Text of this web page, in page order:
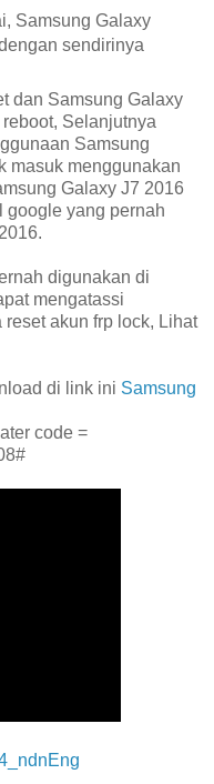
Samsung Galaxy
sendirinya
dan Samsung Galaxy
Selanjutnya
Samsung
masuk menggunakan
Galaxy J7 2016
google yang pernah
digunakan di
mengatassi
akun frp lock, Lihat
di link ini Samsung
code =